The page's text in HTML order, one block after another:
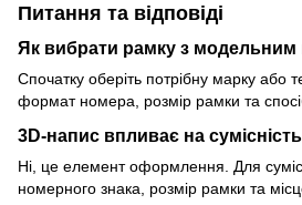
Питання та відповіді
Як вибрати рамку з
Спочатку оберіть потрібну марку або
формат номера, розмір рамки та
3D-напис впливає на
Ні, це елемент оформлення. Для
номерного знака, розмір рамки та